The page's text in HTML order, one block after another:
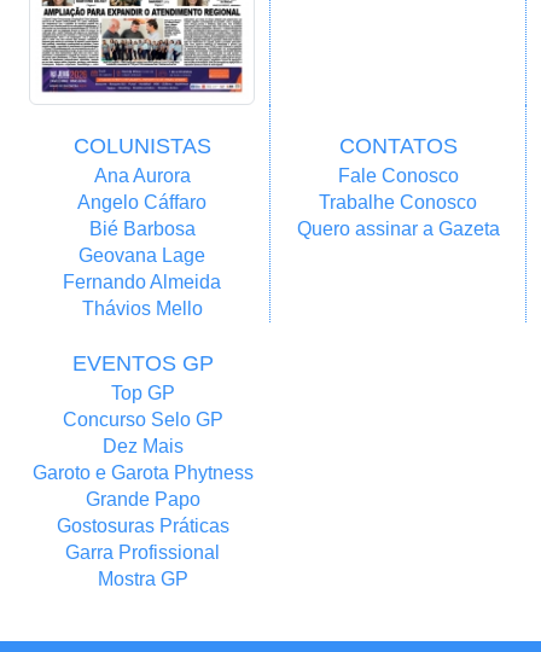
COLUNISTAS
Ana Aurora
Angelo Cáffaro
Bié Barbosa
Geovana Lage
Fernando Almeida
Thávios Mello
CONTATOS
Fale Conosco
Trabalhe Conosco
Quero assinar a Gazeta
EVENTOS GP
Top GP
Concurso Selo GP
Dez Mais
Garoto e Garota Phytness
Grande Papo
Gostosuras Práticas
Garra Profissional
Mostra GP